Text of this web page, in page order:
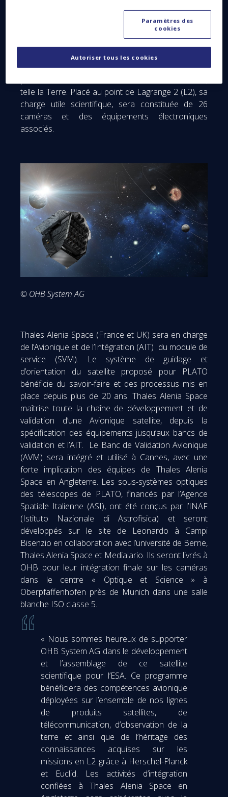
la capacité unique, par rapport à de précédentes
missions (CoRot, Kepler), de pouvoir effectuer, sur
longue durée (de 2 à 4 ans) d’étoiles brillantes,
permettant de détecter et de caractériser des
telle la Terre. Placé au point de Lagrange 2 (L2), sa
charge utile scientifique, sera constituée de 26
caméras et des équipements électroniques
associés.
© OHB System AG
Thales Alenia Space (France et UK) sera en charge
de l’Avionique et de l’Intégration (AIT) du module de
service (SVM). Le système de guidage et
d’orientation du satellite proposé pour PLATO
bénéficie du savoir-faire et des processus mis en
place depuis plus de 20 ans. Thales Alenia Space
maîtrise toute la chaîne de développement et de
validation d’une Avionique satellite, depuis la
spécification des équipements jusqu’aux bancs de
validation et l’AIT. Le Banc de Validation Avionique
(AVM) sera intégré et utilisé à Cannes, avec une
forte implication des équipes de Thales Alenia
Space en Angleterre. Les sous-systèmes optiques
des télescopes de PLATO, financés par l’Agence
Spatiale Italienne (ASI), ont été conçus par l’INAF
(Istituto Nazionale di Astrofisica) et seront
développés sur le site de Leonardo à Campi
Bisenzio en collaboration avec l’université de Berne,
Thales Alenia Space et Medialario. Ils seront livrés à
OHB pour leur intégration finale sur les caméras
dans le centre « Optique et Science » à
Oberpfaffenhofen près de Munich dans une salle
blanche ISO classe 5.
« Nous sommes heureux de supporter
OHB System AG dans le développement
et l’assemblage de ce satellite
scientifique pour l’ESA. Ce programme
bénéficiera des compétences avionique
déployées sur l’ensemble de nos lignes
de produits satellites, de
télécommunication, d’observation de la
terre et ainsi que de l’héritage des
connaissances acquises sur les
missions en L2 grâce à Herschel-Planck
et Euclid. Les activités d’intégration
confiées à Thales Alenia Space en
Paramètres des
cookies
Autoriser tous les cookies